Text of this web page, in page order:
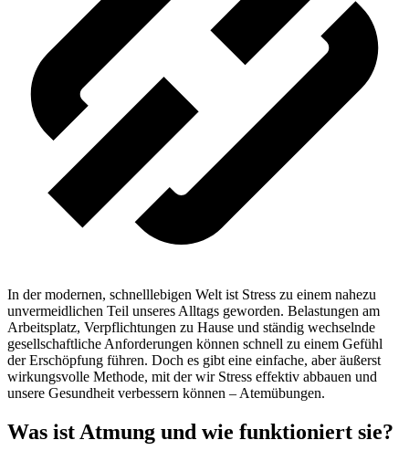
In der modernen, schnelllebigen Welt ist Stress zu einem nahezu
unvermeidlichen Teil unseres Alltags geworden. Belastungen am
Arbeitsplatz, Verpflichtungen zu Hause und ständig wechselnde
gesellschaftliche Anforderungen können schnell zu einem Gefühl
der Erschöpfung führen. Doch es gibt eine einfache, aber äußerst
wirkungsvolle Methode, mit der wir Stress effektiv abbauen und
unsere Gesundheit verbessern können – Atemübungen.
Was ist Atmung und wie funktioniert sie?